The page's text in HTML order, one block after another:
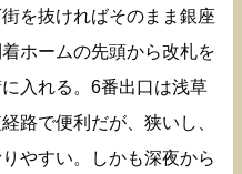
を抜ければそのまま銀座
ホームの先頭から改札を
入れる。6番出口は浅草
路で便利だが、狭いし、
やすい。しかも深夜から